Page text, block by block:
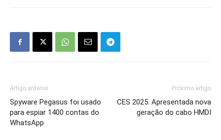
Artigo anterior
Spyware Pegasus foi usado
para espiar 1400 contas do
WhatsApp
Próximo artigo
CES 2025. Apresentada nova
geração do cabo HMDI